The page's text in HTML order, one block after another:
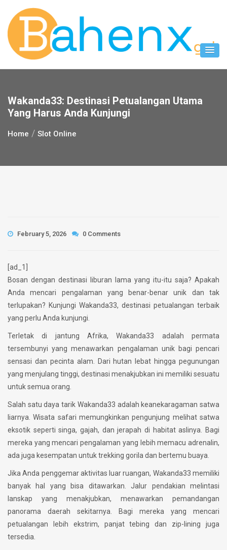
content
Wakanda33: Destinasi Petualangan Utama
Yang Harus Anda Kunjungi
Home Slot Online
February 5, 2026 0 Comments
[ad_1]
Bosan dengan destinasi liburan lama yang itu-itu saja? Apakah
Anda mencari pengalaman yang benar-benar unik dan tak
terlupakan? Kunjungi Wakanda33, destinasi petualangan terbaik
yang perlu Anda kunjungi.
Terletak di jantung Afrika, Wakanda33 adalah permata
tersembunyi yang menawarkan pengalaman unik bagi pencari
sensasi dan pecinta alam. Dari hutan lebat hingga pegunungan
yang menjulang tinggi, destinasi menakjubkan ini memiliki sesuatu
untuk semua orang.
Salah satu daya tarik Wakanda33 adalah keanekaragaman satwa
liarnya. Wisata safari memungkinkan pengunjung melihat satwa
eksotik seperti singa, gajah, dan jerapah di habitat aslinya. Bagi
mereka yang mencari pengalaman yang lebih memacu adrenalin,
ada juga kesempatan untuk trekking gorila dan bertemu buaya.
Jika Anda penggemar aktivitas luar ruangan, Wakanda33 memiliki
banyak hal yang bisa ditawarkan. Jalur pendakian melintasi
lanskap yang menakjubkan, menawarkan pemandangan
panorama daerah sekitarnya. Bagi mereka yang mencari
petualangan lebih ekstrim, panjat tebing dan zip-lining juga
tersedia.